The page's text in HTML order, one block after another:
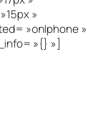
»
»on|phone »
»{} »]